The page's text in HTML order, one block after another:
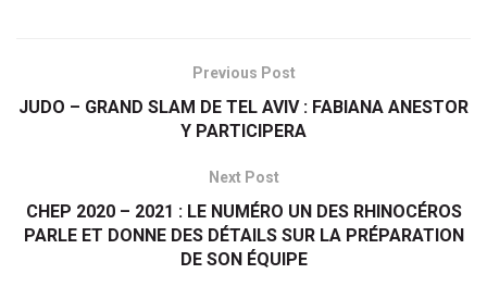
Previous Post
JUDO – GRAND SLAM DE TEL AVIV : FABIANA ANESTOR
Y PARTICIPERA
Next Post
CHEP 2020 – 2021 : LE NUMÉRO UN DES RHINOCÉROS
PARLE ET DONNE DES DÉTAILS SUR LA PRÉPARATION
DE SON ÉQUIPE